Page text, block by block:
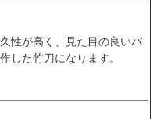
性が高く、見た目の良いバ
した竹刀になります。